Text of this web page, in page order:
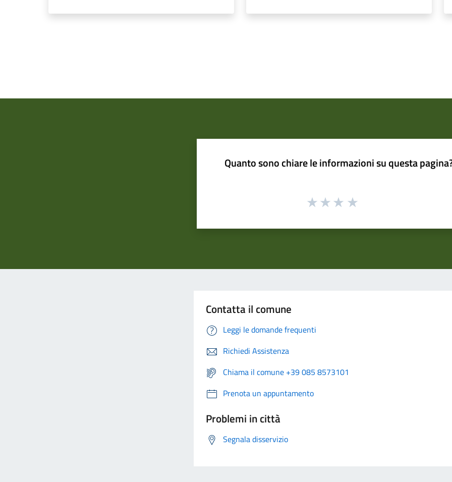
Quanto sono chiare le informazioni su questa
Contatta il comune
Leggi le domande frequenti
Richiedi Assistenza
Chiama il comune +39 085 8573101
Prenota un appuntamento
Problemi in città
Segnala disservizio